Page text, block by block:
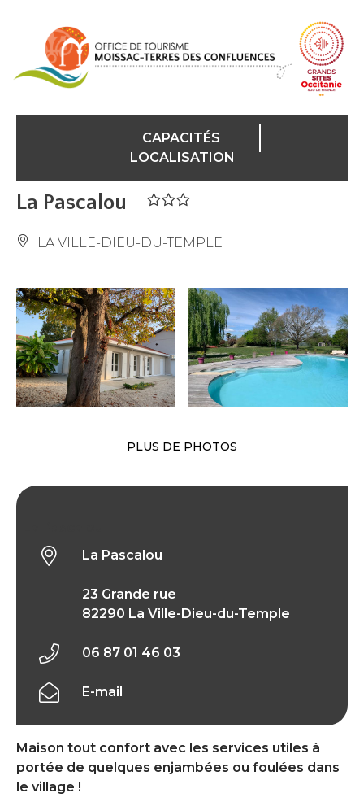
CAPACITÉS
LOCALISATION
La Pascalou
LA VILLE-DIEU-DU-TEMPLE
PLUS DE PHOTOS
Maison tout confort avec les services utiles à
portée de quelques enjambées ou foulées dans
le village !
La Pascalou
23 Grande rue
82290 La Ville-Dieu-du-Temple
06 87 01 46 03
E-mail